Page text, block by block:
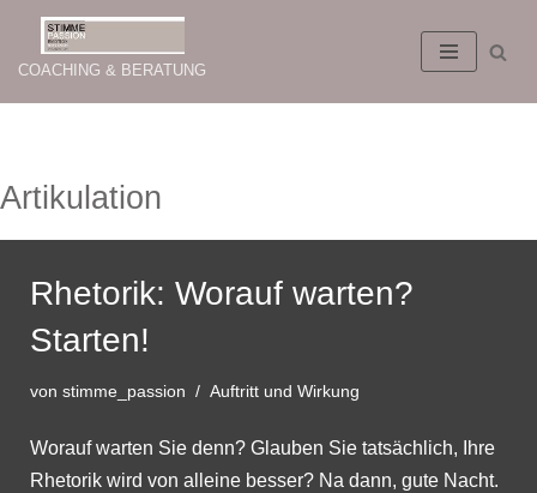
Zum
Inhalt
COACHING & BERATUNG
Artikulation
Rhetorik: Worauf warten?
Starten!
von stimme_passion Auftritt und Wirkung
Worauf warten Sie denn? Glauben Sie tatsächlich, Ihre
Rhetorik wird von alleine besser? Na dann, gute Nacht.